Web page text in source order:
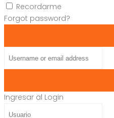
Recordarme
Forgot password?
or
Ingresar al Login